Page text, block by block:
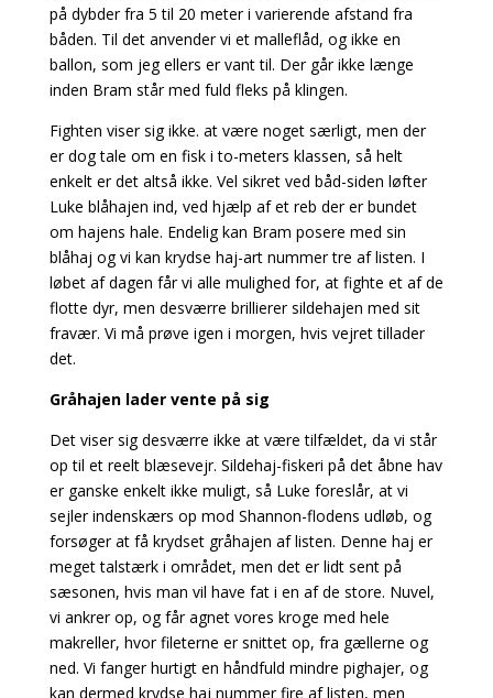
på dybder fra 5 til 20 meter i varierende afstand fra
båden. Til det anvender vi et malleflåd, og ikke en
ballon, som jeg ellers er vant til. Der går ikke længe
inden Bram står med fuld fleks på klingen.
Fighten viser sig ikke. at være noget særligt, men der
er dog tale om en fisk i to-meters klassen, så helt
enkelt er det altså ikke. Vel sikret ved båd-siden løfter
Luke blåhajen ind, ved hjælp af et reb der er bundet
om hajens hale. Endelig kan Bram posere med sin
blåhaj og vi kan krydse haj-art nummer tre af listen. I
løbet af dagen får vi alle mulighed for, at fighte et af de
flotte dyr, men desværre brillierer sildehajen med sit
fravær. Vi må prøve igen i morgen, hvis vejret tillader
det.
Gråhajen lader vente på sig
Det viser sig desværre ikke at være tilfældet, da vi står
op til et reelt blæsevejr. Sildehaj-fiskeri på det åbne hav
er ganske enkelt ikke muligt, så Luke foreslår, at vi
sejler indenskærs op mod Shannon-flodens udløb, og
forsøger at få krydset gråhajen af listen. Denne haj er
meget talstærk i området, men det er lidt sent på
sæsonen, hvis man vil have fat i en af de store. Nuvel,
vi ankrer op, og får agnet vores kroge med hele
makreller, hvor fileterne er snittet op, fra gællerne og
ned. Vi fanger hurtigt en håndfuld mindre pighajer, og
kan dermed krydse haj nummer fire af listen, men